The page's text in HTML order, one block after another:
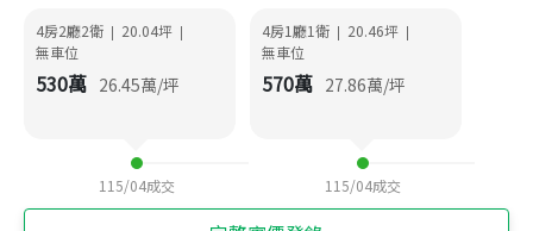
4房2廳2衛 | 20.04坪 |
無車位
530萬 26.45萬/坪
115/04成交
4房1廳1衛 | 20.46坪 |
無車位
570萬 27.86萬/坪
115/04成交